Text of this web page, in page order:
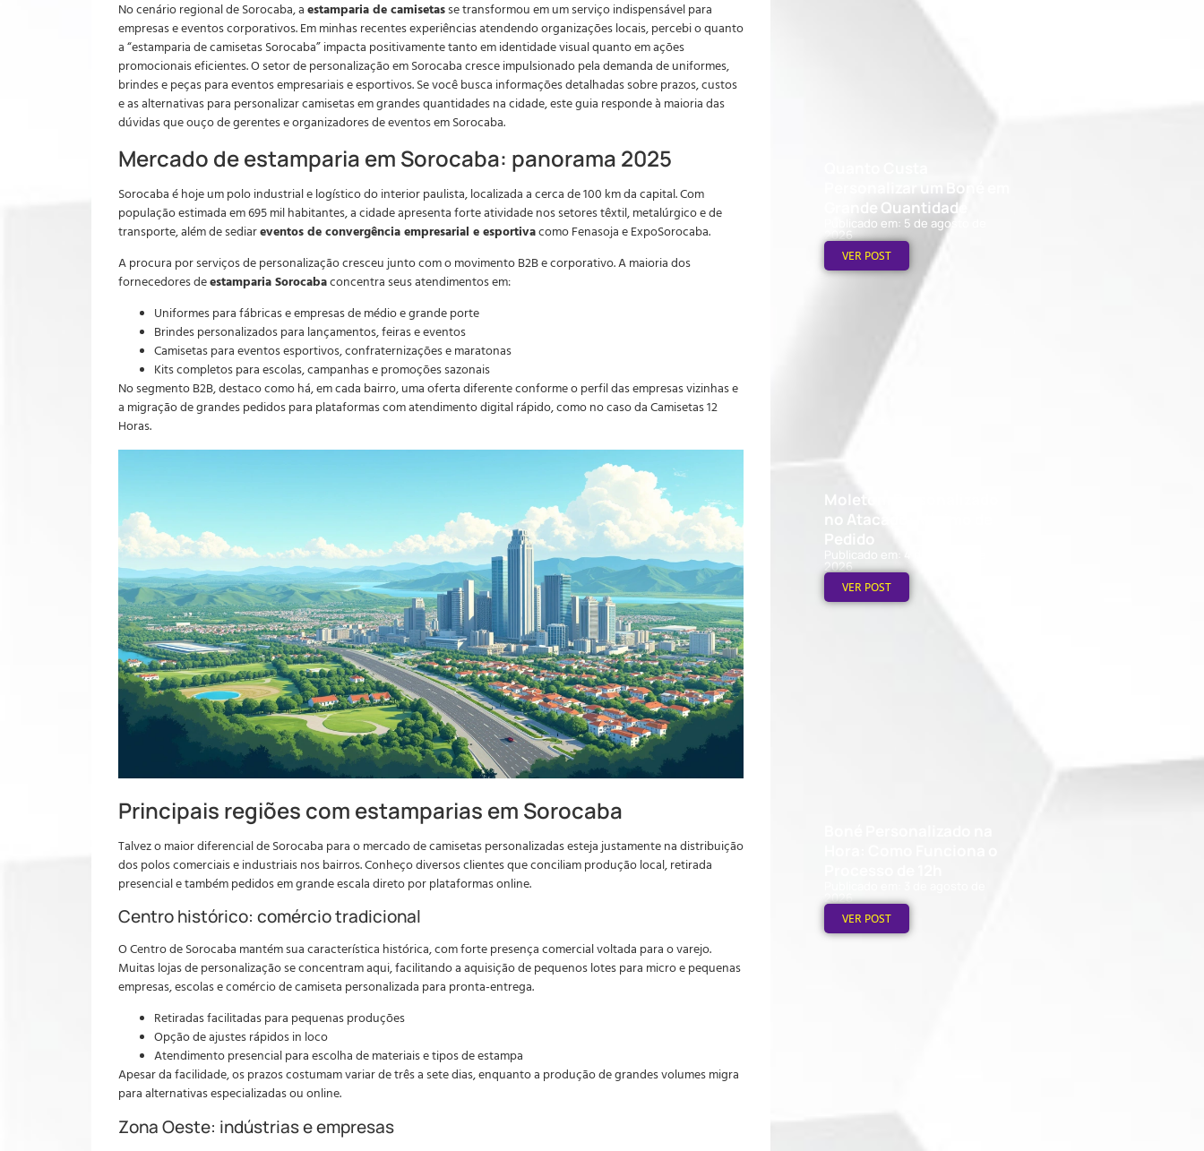
No cenário regional de Sorocaba, a estamparia de camisetasse transformou em um serviço indispensável para
empresas e eventos corporativos. Em minhas recentes experiências atendendo organizações locais, percebi o quanto
a “estamparia de camisetas Sorocaba” impacta positivamente tanto em identidade visual quanto em ações
promocionais eficientes. O setor de personalização em Sorocaba cresce impulsionado pela demanda de uniformes,
brindes e peças para eventos empresariais e esportivos. Se você busca informações detalhadas sobre prazos, custos
e as alternativas para personalizar camisetas em grandes quantidades na cidade, este guia responde à maioria das
dúvidas que ouço de gerentes e organizadores de eventos em Sorocaba.
Mercado de estamparia em Sorocaba: panorama 2025
Sorocaba é hoje um polo industrial e logístico do interior paulista, localizada a cerca de 100 km da capital. Com
população estimada em 695 mil habitantes, a cidade apresenta forte atividade nos setores têxtil, metalúrgico e de
transporte, além de sediareventos de convergência empresarial e esportivacomo Fenasoja e ExpoSorocaba.
A procura por serviços de personalização cresceu junto com o movimento B2B e corporativo. A maioria dos
fornecedores deestamparia Sorocabaconcentra seus atendimentos em:
Uniformes para fábricas e empresas de médio e grande porte
Brindes personalizados para lançamentos, feiras e eventos
Camisetas para eventos esportivos, confraternizações e maratonas
Kits completos para escolas, campanhas e promoções sazonais
No segmento B2B, destaco como há, em cada bairro, uma oferta diferente conforme o perfil das empresas vizinhas e
a migração de grandes pedidos para plataformas com atendimento digital rápido, como no caso da Camisetas 12
Horas.
Principais regiões com estamparias em Sorocaba
Talvez o maior diferencial de Sorocaba para o mercado de camisetas personalizadas esteja justamente na distribuição
dos polos comerciais e industriais nos bairros. Conheço diversos clientes que conciliam produção local, retirada
presencial e também pedidos em grande escala direto por plataformas online.
Centro histórico: comércio tradicional
O Centro de Sorocaba mantém sua característica histórica, com forte presença comercial voltada para o varejo.
Muitas lojas de personalização se concentram aqui, facilitando a aquisição de pequenos lotes para micro e pequenas
empresas, escolas e comércio de camiseta personalizada para pronta-entrega.
Retiradas facilitadas para pequenas produções
Opção de ajustes rápidos in loco
Atendimento presencial para escolha de materiais e tipos de estampa
Apesar da facilidade, os prazos costumam variar de três a sete dias, enquanto a produção de grandes volumes migra
para alternativas especializadas ou online.
Zona Oeste: indústrias e empresas
Personalizar um Boné em
Grande Quantidade
Publicado em: 5 de agosto de
2026
VER POST
Moletom Personalizado
no Atacado: Mínimo de
Publicado em: 4 de agosto de
2026
VER POST
2026
VER POST